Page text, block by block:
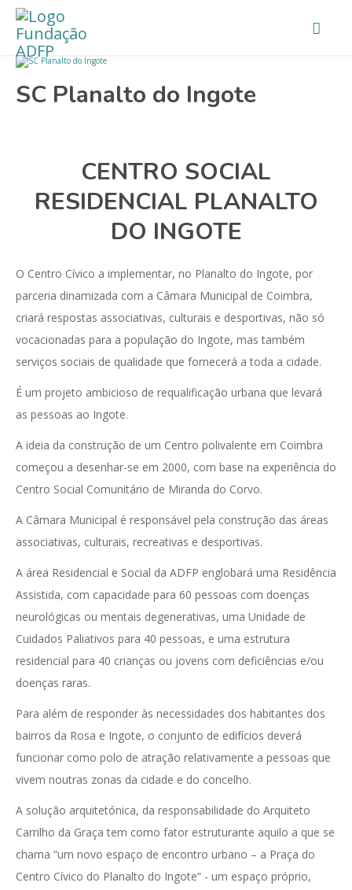
SC Planalto do Ingote
CENTRO SOCIAL
RESIDENCIAL PLANALTO
DO INGOTE
O Centro Cívico a implementar, no Planalto do Ingote, por
parceria dinamizada com a Câmara Municipal de Coimbra,
criará respostas associativas, culturais e desportivas, não só
vocacionadas para a população do Ingote, mas também
serviços sociais de qualidade que fornecerá a toda a cidade.
É um projeto ambicioso de requalificação urbana que levará
as pessoas ao Ingote.
A ideia da construção de um Centro polivalente em Coimbra
começou a desenhar-se em 2000, com base na experiência do
Centro Social Comunitário de Miranda do Corvo.
A Câmara Municipal é responsável pela construção das áreas
associativas, culturais, recreativas e desportivas.
A área Residencial e Social da ADFP englobará uma Residência
Assistida, com capacidade para 60 pessoas com doenças
neurológicas ou mentais degenerativas, uma Unidade de
Cuidados Paliativos para 40 pessoas, e uma estrutura
residencial para 40 crianças ou jovens com deficiências e/ou
doenças raras.
Para além de responder às necessidades dos habitantes dos
bairros da Rosa e Ingote, o conjunto de edifícios deverá
funcionar como polo de atração relativamente a pessoas que
vivem noutras zonas da cidade e do concelho.
A solução arquitetónica, da responsabilidade do Arquiteto
Carrilho da Graça tem como fator estruturante aquilo a que se
chama “um novo espaço de encontro urbano – a Praça do
Centro Cívico do Planalto do Ingote” - um espaço próprio,